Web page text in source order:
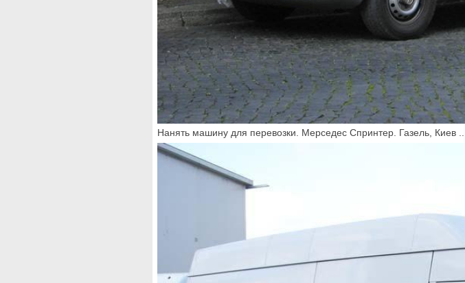
Нанять машину для перевозки. Мерседес Спринтер. Газель, Киев ...